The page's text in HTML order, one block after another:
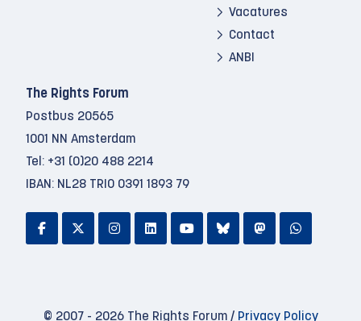
Vacatures
Contact
ANBI
The Rights Forum
Postbus 20565
1001 NN Amsterdam
Tel: +31 (0)20 488 2214
IBAN: NL28 TRIO 0391 1893 79
© 2007 - 2026 The Rights Forum / Privacy Policy